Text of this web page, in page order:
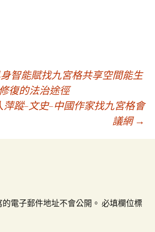
智能賦找九宮格共享空間能生
復的法治途徑
萍蹤–文史–中國作家找九宮格會
議網 →
電子郵件地址不會公開。 必填欄位標